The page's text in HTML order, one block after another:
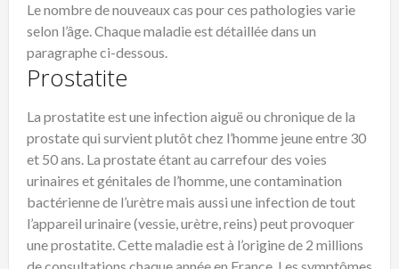
Le nombre de nouveaux cas pour ces pathologies varie
selon l’âge. Chaque maladie est détaillée dans un
paragraphe ci-dessous.
Prostatite
La prostatite est une infection aiguë ou chronique de la
prostate qui survient plutôt chez l’homme jeune entre 30
et 50 ans. La prostate étant au carrefour des voies
urinaires et génitales de l’homme, une contamination
bactérienne de l’urètre mais aussi une infection de tout
l’appareil urinaire (vessie, urètre, reins) peut provoquer
une prostatite. Cette maladie est à l’origine de 2 millions